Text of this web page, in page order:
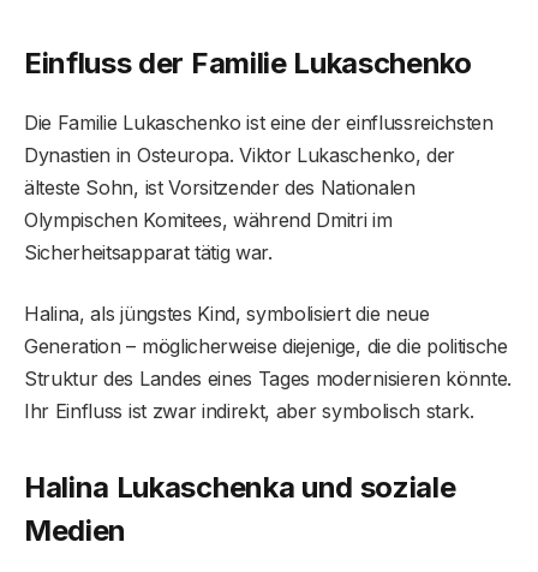
Einfluss der Familie Lukaschenko
Die Familie Lukaschenko ist eine der einflussreichsten
Dynastien in Osteuropa. Viktor Lukaschenko, der
älteste Sohn, ist Vorsitzender des Nationalen
Olympischen Komitees, während Dmitri im
Sicherheitsapparat tätig war.
Halina, als jüngstes Kind, symbolisiert die neue
Generation – möglicherweise diejenige, die die politische
Struktur des Landes eines Tages modernisieren könnte.
Ihr Einfluss ist zwar indirekt, aber symbolisch stark.
Halina Lukaschenka und soziale
Medien